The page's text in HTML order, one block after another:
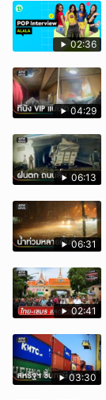
02:36
04:29
06:13
06:31
02:41
03:30